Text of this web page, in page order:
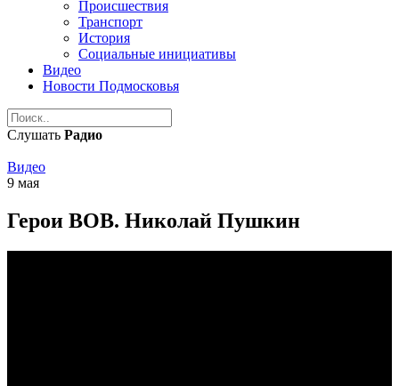
Происшествия
Транспорт
История
Социальные инициативы
Видео
Новости Подмосковья
Слушать Радио
Видео
9 мая
Герои ВОВ. Николай Пушкин